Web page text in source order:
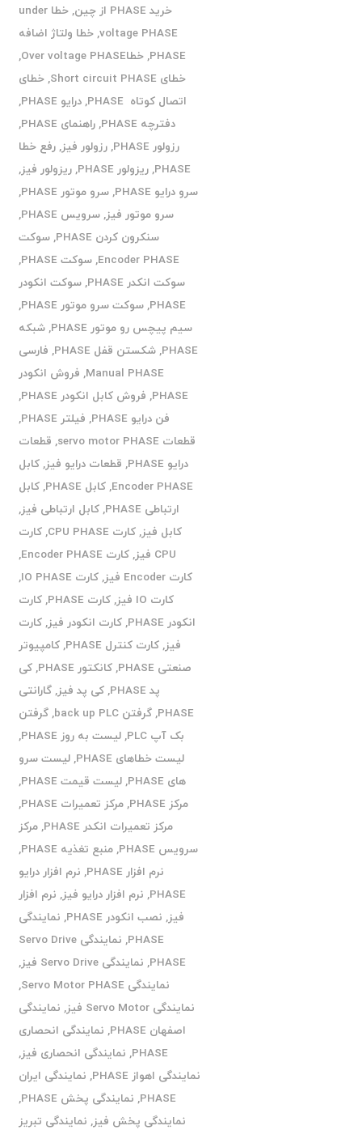
خرید PHASE از چین ,
خطا under
voltage PHASE
,خطا ولتاژ اضافه
PHASE
,خطاOver voltage PHASE
,
خطای Short circuit PHASE
,خطای
اتصال کوتاه PHASE
,درایو PHASE
,
دفترچه PHASE
,راهنمای PHASE
,
رزولور PHASE
,رزولور فیز,رفع خطا
PHASE
,ریزولور PHASE ,ریزولور فیز,
سرو درایو PHASE
,سرو موتور PHASE
,
سرو موتور فیز,سرویس PHASE
,
سنکرون کردن PHASE
,سوکت
Encoder PHASE
,سوکت PHASE
,
سوکت انکدر PHASE
,سوکت انکودر
PHASE
,سوکت سرو موتور PHASE
,
سیم پیچس رو موتور PHASE
,شبکه
PHASE
,شکستن قفل PHASE , فارسی
Manual PHASE
, فروش انکودر
PHASE
, فروش کابل انکودر PHASE
,
فن درایو PHASE
, فیلتر PHASE
,
قطعات servo motor PHASE
, قطعات
درایو PHASE
, قطعات درایو فیز,کابل
Encoder PHASE
,کابل PHASE ,کابل
ارتباطی PHASE
,کابل ارتباطی فیز,
کابل فیز,کارت CPU PHASE ,کارت
CPU فیز
,کارت Encoder PHASE
,
کارت Encoder فیز
,کارت IO PHASE
,
کارت IO فیز
,کارت PHASE ,کارت
انکودر PHASE
,کارت انکودر فیز,کارت
فیز,کارت کنترل PHASE ,کامپیوتر
صنعتی PHASE
,کانکتور PHASE ,کی
پد PHASE
,کی پد فیز,گارانتی
PHASE
,گرفتن back up PLC ,گرفتن
بک آپ PLC
,لیست به روز PHASE
,
لیست خطاهای PHASE
,لیست سرو
های PHASE
,لیست قیمت PHASE
,
مرکز PHASE
,مرکز تعمیرات PHASE
,
مرکز تعمیرات انکدر PHASE
,مرکز
سرویس PHASE
,منبع تغذیه PHASE
,
نرم افزار PHASE
, نرم افزار درایو
PHASE
, نرم افزار درایو فیز, نرم افزار
فیز, نصب انکودر PHASE , نمایندگی
PHASE
,
نمایندگی Servo Drive
PHASE
, نمایندگی Servo Drive فیز
,
نمایندگی Servo Motor PHASE
,
نمایندگی Servo Motor فیز
, نمایندگی
اصفهان PHASE
, نمایندگی انحصاری
PHASE
, نمایندگی انحصاری فیز,
نمایندگی اهواز PHASE
, نمایندگی ایران
PHASE
, نمایندگی پخش PHASE
,
نمایندگی پخش فیز, نمایندگی تبریز